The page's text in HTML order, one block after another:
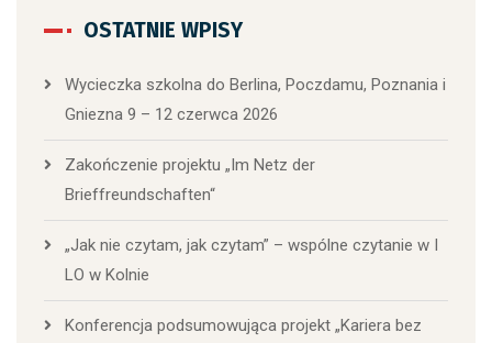
OSTATNIE WPISY
Wycieczka szkolna do Berlina, Poczdamu, Poznania i
Gniezna 9 – 12 czerwca 2026
Zakończenie projektu „Im Netz der
Brieffreundschaften“
„Jak nie czytam, jak czytam” – wspólne czytanie w I
LO w Kolnie
Konferencja podsumowująca projekt „Kariera bez